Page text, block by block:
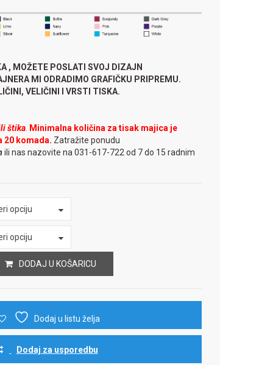
, MOŽETE POSLATI SVOJ DIZAJN
MI ODRADIMO GRAFIČKU PRIPREMU.
VELIČINI I VRSTI TISKA.
štika Minimalna količina za tisak majica je
20 komada. Zatražite ponudu
ili nas nazovite na 031-617-722 od 7 do 15 radnim
opciju
opciju
DODAJ U KOŠARICU
Dodaj u listu želja
Dodaj za usporedbu